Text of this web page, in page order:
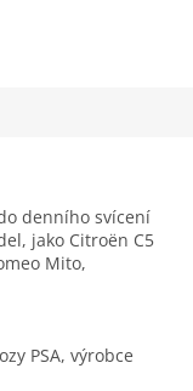
denního svícení
jako Citroën C5
Mito,
PSA, výrobce